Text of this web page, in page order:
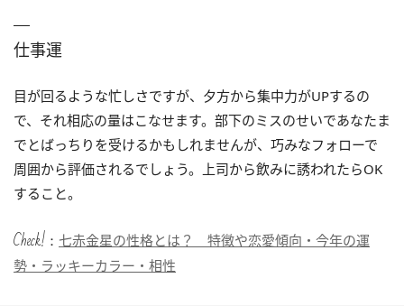
仕事運
目が回るような忙しさですが、夕方から集中力がUPするの
で、それ相応の量はこなせます。部下のミスのせいであなたま
でとばっちりを受けるかもしれませんが、巧みなフォローで
周囲から評価されるでしょう。上司から飲みに誘われたらOK
すること。
Check!： 七赤金星の性格とは？ 特徴や恋愛傾向・今年の運
勢・ラッキーカラー・相性